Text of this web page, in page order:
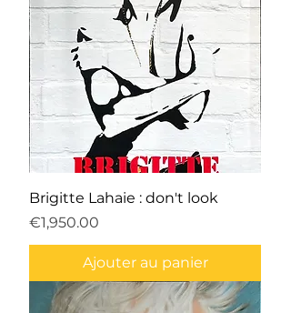
Brigitte Lahaie : don't look
Prix
€1,950.00
Ajouter au panier